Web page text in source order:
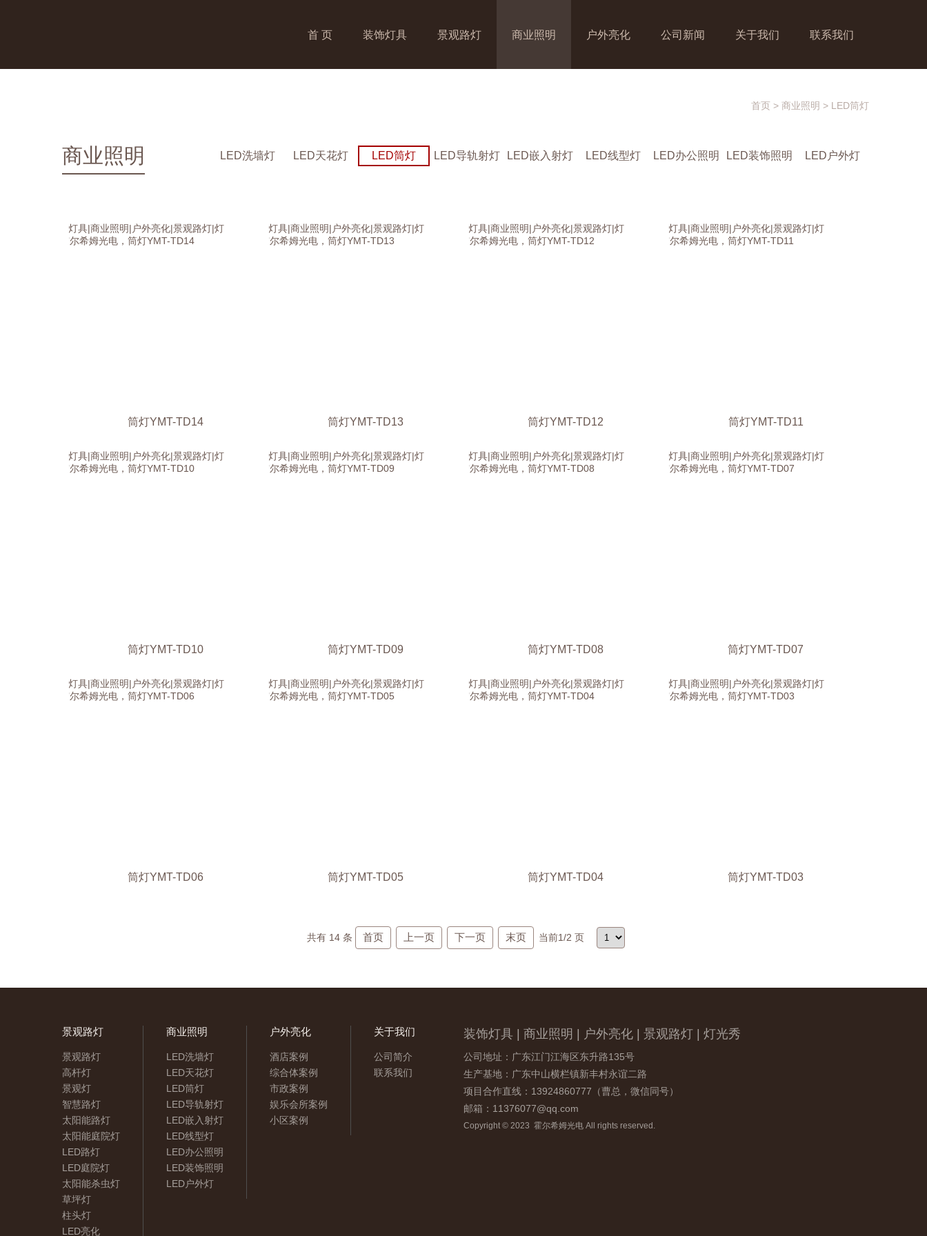
首 页 装饰灯具 景观路灯 商业照明 户外亮化 公司新闻 关于我们 联系我们
首页 > 商业照明 > LED筒灯
商业照明 LED洗墙灯 LED天花灯 LED筒灯 LED导轨射灯 LED嵌入射灯 LED线型灯 LED办公照明 LED装饰照明 LED户外灯
筒灯YMT-TD14 筒灯YMT-TD13 筒灯YMT-TD12 筒灯YMT-TD11
筒灯YMT-TD10 筒灯YMT-TD09 筒灯YMT-TD08 筒灯YMT-TD07
筒灯YMT-TD06 筒灯YMT-TD05 筒灯YMT-TD04 筒灯YMT-TD03
共有 14条 首页 上一页 下一页 末页 当前1/2 页
景观路灯
景观路灯
高杆灯
景观灯
智慧路灯
太阳能路灯
太阳能庭院灯
LED路灯
LED庭院灯
太阳能杀虫灯
草坪灯
柱头灯
LED亮化
商业照明
LED洗墙灯
LED天花灯
LED筒灯
LED导轨射灯
LED嵌入射灯
LED线型灯
LED办公照明
LED装饰照明
LED户外灯
户外亮化
酒店案例
综合体案例
市政案例
娱乐会所案例
小区案例
关于我们
公司简介
联系我们
装饰灯具 | 商业照明 | 户外亮化 | 景观路灯 | 灯光秀
公司地址：广东江门江海区东升路135号
生产基地：广东中山横栏镇新丰村永谊二路
项目合作直线：13924860777（曹总，微信同号）
邮箱：11376077@qq.com
Copyright © 2023 霍尔希姆光电 All rights reserved.